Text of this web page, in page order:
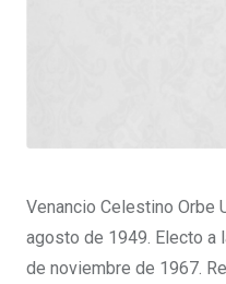
Venancio Celestino Orbe
agosto de 1949. Electo a
de noviembre de 1967.